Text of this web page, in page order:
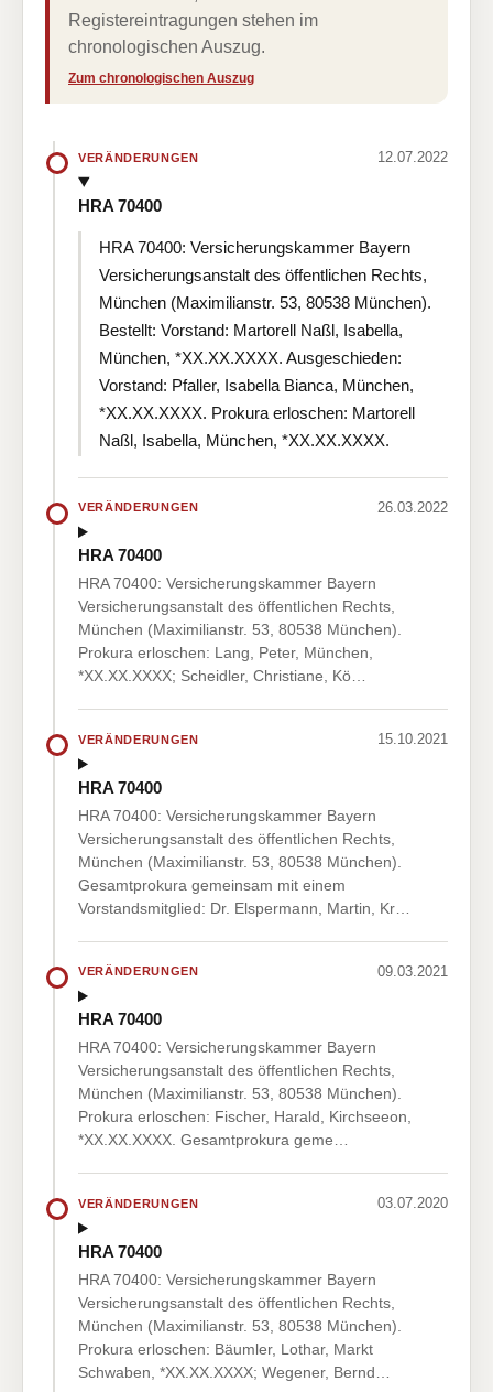
Registereintragungen stehen im
chronologischen Auszug.
Zum chronologischen Auszug
VERÄNDERUNGEN 12.07.2022
HRA 70400
HRA 70400: Versicherungskammer Bayern
Versicherungsanstalt des öffentlichen Rechts,
München (Maximilianstr. 53, 80538 München).
Bestellt: Vorstand: Martorell Naßl, Isabella,
München, *XX.XX.XXXX. Ausgeschieden:
Vorstand: Pfaller, Isabella Bianca, München,
*XX.XX.XXXX. Prokura erloschen: Martorell
Naßl, Isabella, München, *XX.XX.XXXX.
VERÄNDERUNGEN 26.03.2022
HRA 70400
HRA 70400: Versicherungskammer Bayern
Versicherungsanstalt des öffentlichen Rechts,
München (Maximilianstr. 53, 80538 München).
Prokura erloschen: Lang, Peter, München,
*XX.XX.XXXX; Scheidler, Christiane, Kö…
VERÄNDERUNGEN 15.10.2021
HRA 70400
HRA 70400: Versicherungskammer Bayern
Versicherungsanstalt des öffentlichen Rechts,
München (Maximilianstr. 53, 80538 München).
Gesamtprokura gemeinsam mit einem
Vorstandsmitglied: Dr. Elspermann, Martin, Kr…
VERÄNDERUNGEN 09.03.2021
HRA 70400
HRA 70400: Versicherungskammer Bayern
Versicherungsanstalt des öffentlichen Rechts,
München (Maximilianstr. 53, 80538 München).
Prokura erloschen: Fischer, Harald, Kirchseeon,
*XX.XX.XXXX. Gesamtprokura geme…
VERÄNDERUNGEN 03.07.2020
HRA 70400
HRA 70400: Versicherungskammer Bayern
Versicherungsanstalt des öffentlichen Rechts,
München (Maximilianstr. 53, 80538 München).
Prokura erloschen: Bäumler, Lothar, Markt
Schwaben, *XX.XX.XXXX; Wegener, Bernd…